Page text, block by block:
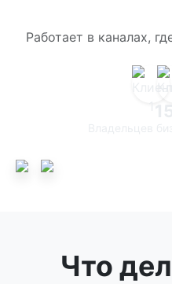
Работает в каналах,
Что